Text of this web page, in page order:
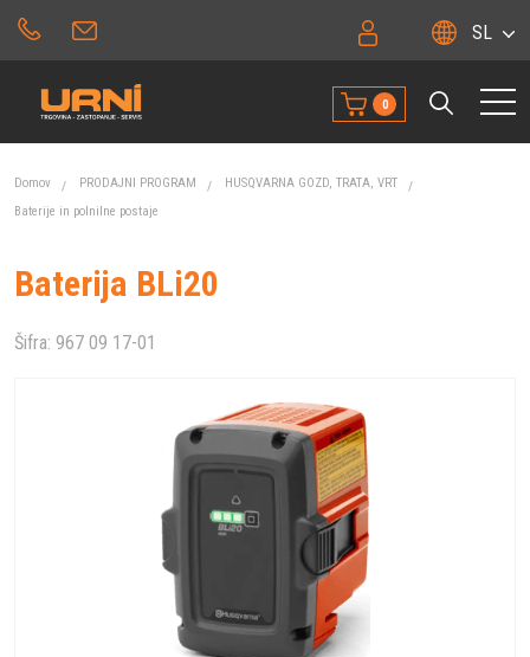
SL
0
Domov PRODAJNI PROGRAM
HUSQVARNA GOZD, TRATA, VRT
Baterije in polnilne postaje
Baterija BLi20
Šifra: 967 09 17-01